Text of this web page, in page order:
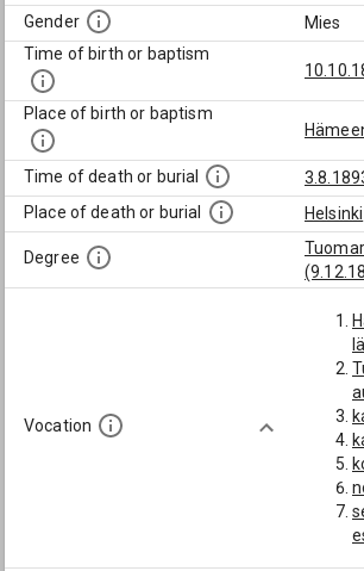
Gender
Mies
Time of birth or baptism
Place of birth or baptism
Time of death or burial
Place of death or burial
Helsinki
Degree
Vocation